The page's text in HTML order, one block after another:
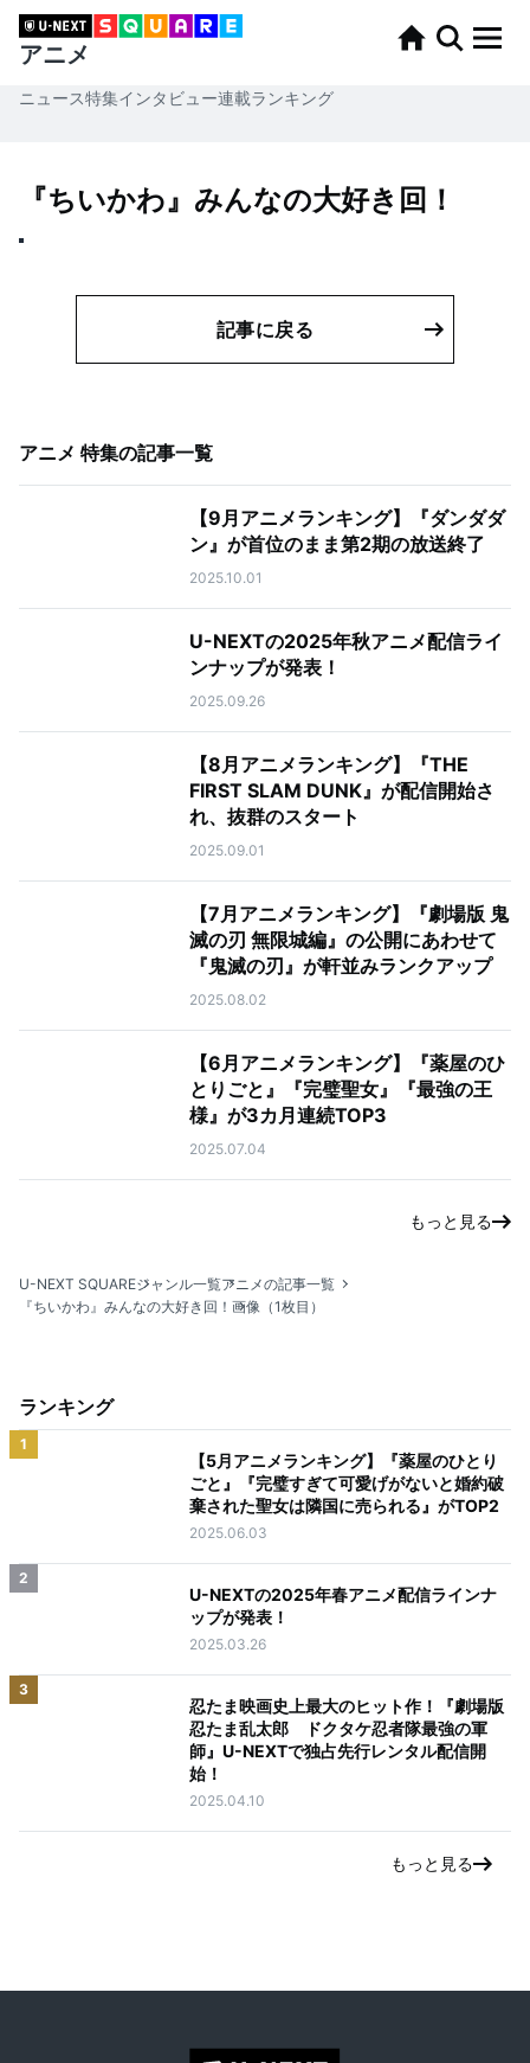
アニメ
ニュース特集インタビュー連載ランキング
『ちいかわ』みんなの大好き回！
記事に戻る
アニメ 特集の記事一覧
【9月アニメランキング】『ダンダダ
ン』が首位のまま第2期の放送終了
2025.10.01
U-NEXTの2025年秋アニメ配信ライ
ンナップが発表！
2025.09.26
【8月アニメランキング】『THE
FIRST SLAM DUNK』が配信開始さ
れ、抜群のスタート
2025.09.01
【7月アニメランキング】『劇場版 鬼
滅の刃 無限城編』の公開にあわせて
『鬼滅の刃』が軒並みランクアップ
2025.08.02
【6月アニメランキング】『薬屋のひ
とりごと』『完璧聖女』『最強の王
様』が3カ月連続TOP3
2025.07.04
もっと見る
U-NEXT SQUAREジャンル一覧アニメの記事一覧
『ちいかわ』みんなの大好き回！ 画像（1枚目）
ランキング
1
【5月アニメランキング】『薬屋のひとり
ごと』『完璧すぎて可愛げがないと婚約破
棄された聖女は隣国に売られる』がTOP2
2025.06.03
2
U-NEXTの2025年春アニメ配信ラインナ
ップが発表！
2025.03.26
3
忍たま映画史上最大のヒット作！『劇場版
忍たま乱太郎 ドクタケ忍者隊最強の軍
師』U-NEXTで独占先行レンタル配信開
始！
2025.04.10
もっと見る